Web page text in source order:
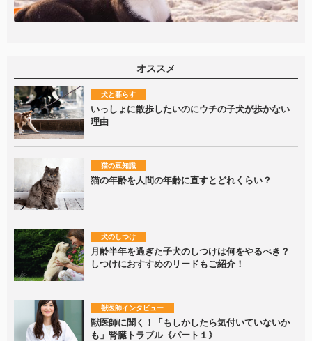
オススメ
犬と暮らす
いっしょに散歩したいのにウチの子犬が歩かない
理由
猫の豆知識
猫の年齢を人間の年齢に直すとどれくらい？
犬のしつけ
月齢半年を過ぎた子犬のしつけは何をやるべき？
しつけにおすすめのリードもご紹介！
獣医師インタビュー
獣医師に聞く！「もしかしたら気付いていないか
も」腎臓トラブル《パート１》